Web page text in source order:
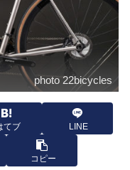
photo 22bicycles
てブ LINE
コピー